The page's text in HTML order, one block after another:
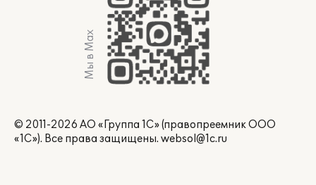
Мы в Max
© 2011-2026 АО «Группа 1С» (правопреемник ООО
«1С»). Все права защищены. websol@1c.ru